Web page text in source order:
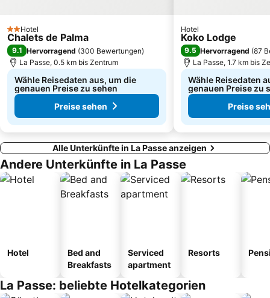
2 Sterne
Hotel
Chalets de Palma
9.1 Hervorragend (300 Bewertungen)
La Passe, 0.5 km bis Zentrum
Wähle Reisedaten aus, um die
genauen Preise zu sehen
Preise sehen
Hotel
Koko Lodge
9.5 Hervorragend (87
La Passe, 1.7 km bis
Wähle Reisedaten
genauen Preise zu
Preise
Alle Unterkünfte in La Passe anzeigen
Andere Unterkünfte in La Passe
Hotel
Bed and
Breakfasts
Serviced
apartment
Resorts
La Passe: beliebte Hotelkategorien